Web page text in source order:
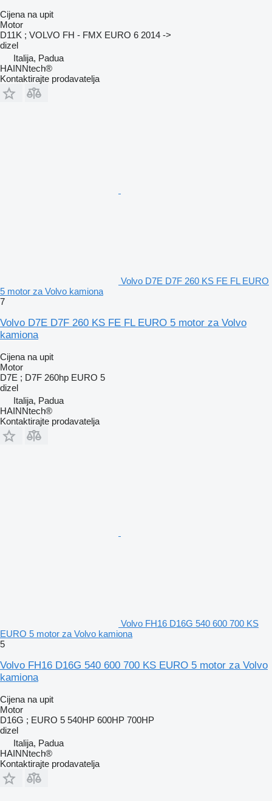
Cijena na upit
Motor
D11K ; VOLVO FH - FMX EURO 6 2014 ->
dizel
Italija, Padua
HAINNtech®
Kontaktirajte prodavatelja
Volvo D7E D7F 260 KS FE FL EURO
5 motor za Volvo kamiona
7
Volvo D7E D7F 260 KS FE FL EURO 5 motor za Volvo
kamiona
Cijena na upit
Motor
D7E ; D7F 260hp EURO 5
dizel
Italija, Padua
HAINNtech®
Kontaktirajte prodavatelja
Volvo FH16 D16G 540 600 700 KS
EURO 5 motor za Volvo kamiona
5
Volvo FH16 D16G 540 600 700 KS EURO 5 motor za Volvo
kamiona
Cijena na upit
Motor
D16G ; EURO 5 540HP 600HP 700HP
dizel
Italija, Padua
HAINNtech®
Kontaktirajte prodavatelja